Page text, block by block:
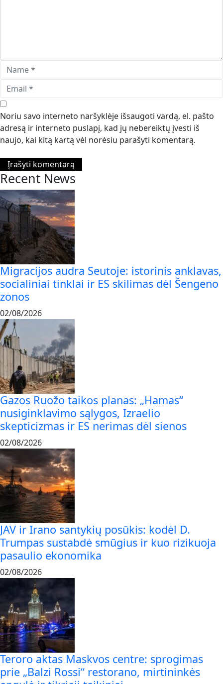
Noriu savo interneto naršyklėje išsaugoti vardą, el. pašto
adresą ir interneto puslapį, kad jų nebereiktų įvesti iš
naujo, kai kitą kartą vėl norėsiu parašyti komentarą.
Recent News
Migracijos audra Seutoje: istorinis anklavas,
socialiniai tinklai ir ES skilimas dėl Šengeno
zonos
02/08/2026
Gazos Ruožo taikos planas: „Hamas“
nusiginklavimo sąlygos, Izraelio
skepticizmas ir ES nerimas dėl sienos
02/08/2026
JAV ir Irano santykių posūkis: kodėl D.
Trumpas sustabdė smūgius ir kuo rizikuoja
pasaulio ekonomika
02/08/2026
Teroro aktas Maskvos centre: sprogimas
prie „Balzi Rossi“ restorano, mirtininkės